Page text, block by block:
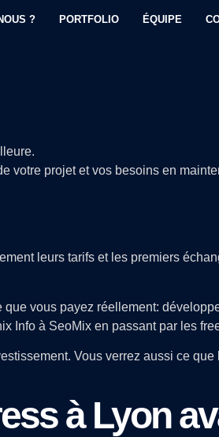
? PORTFOLIO ÉQUIPE
votre projet et vos besoins en
leurs tarifs et les premiers
vous payez réellement:
Info à SeoMix en passant par les
Vous verrez aussi ce
à Lyon